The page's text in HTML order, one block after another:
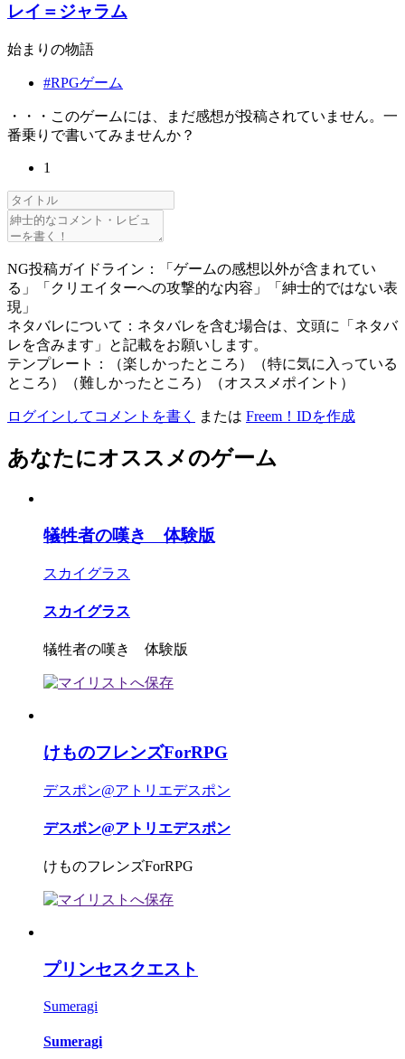
レイ＝ジャラム
始まりの物語
#RPGゲーム
・・・このゲームには、まだ感想が投稿されていません。一
番乗りで書いてみませんか？
1
NG投稿ガイドライン：「ゲームの感想以外が含まれてい
る」「クリエイターへの攻撃的な内容」「紳士的ではない表
現」
ネタバレについて：ネタバレを含む場合は、文頭に「ネタバ
レを含みます」と記載をお願いします。
テンプレート：（楽しかったところ）（特に気に入っている
ところ）（難しかったところ）（オススメポイント）
ログインしてコメントを書く または Freem！IDを作成
あなたにオススメのゲーム
犠牲者の嘆き 体験版
スカイグラス
スカイグラス
犠牲者の嘆き 体験版
けものフレンズForRPG
デスポン@アトリエデスポン
デスポン@アトリエデスポン
けものフレンズForRPG
プリンセスクエスト
Sumeragi
Sumeragi